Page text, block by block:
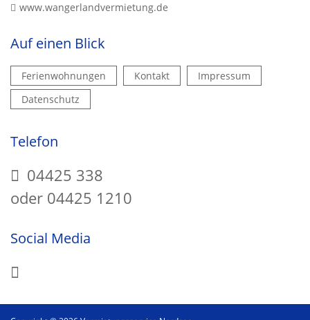
www.wangerlandvermietung.de
Auf einen Blick
Ferienwohnungen Kontakt
Impressum
Datenschutz
Telefon
04425 338
oder 04425 1210
Social Media